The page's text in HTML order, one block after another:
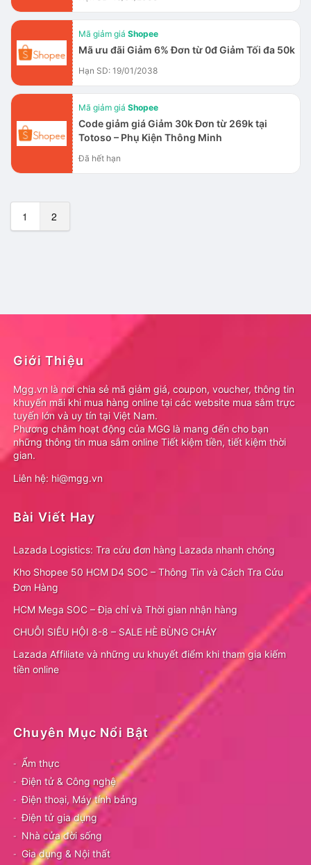
Mã giảm giá Shopee
Mã ưu đãi Giảm 6% Đơn từ 0đ Giảm Tối đa 50k
Hạn SD: 19/01/2038
Mã giảm giá Shopee
Code giảm giá Giảm 30k Đơn từ 269k tại
Totoso – Phụ Kiện Thông Minh
Đã hết hạn
1 2
Giới Thiệu
Mgg.vn là nơi chia sẻ mã giảm giá, coupon, voucher, thông tin
khuyến mãi khi mua hàng online tại các website mua sắm trực
tuyến lớn và uy tín tại Việt Nam.
Phương châm hoạt động của MGG là mang đến cho bạn
những thông tin mua sắm online Tiết kiệm tiền, tiết kiệm thời
gian.
Liên hệ: hi@mgg.vn
Bài Viết Hay
Lazada Logistics: Tra cứu đơn hàng Lazada nhanh chóng
Kho Shopee 50 HCM D4 SOC – Thông Tin và Cách Tra Cứu
Đơn Hàng
HCM Mega SOC – Địa chỉ và Thời gian nhận hàng
CHUỖI SIÊU HỘI 8-8 – SALE HÈ BÙNG CHÁY
Lazada Affiliate và những ưu khuyết điểm khi tham gia kiếm
tiền online
Chuyên Mục Nổi Bật
Ẩm thực
Điện tử & Công nghệ
Điện thoại, Máy tính bảng
Điện tử gia dụng
Nhà cửa đời sống
Gia dụng & Nội thất